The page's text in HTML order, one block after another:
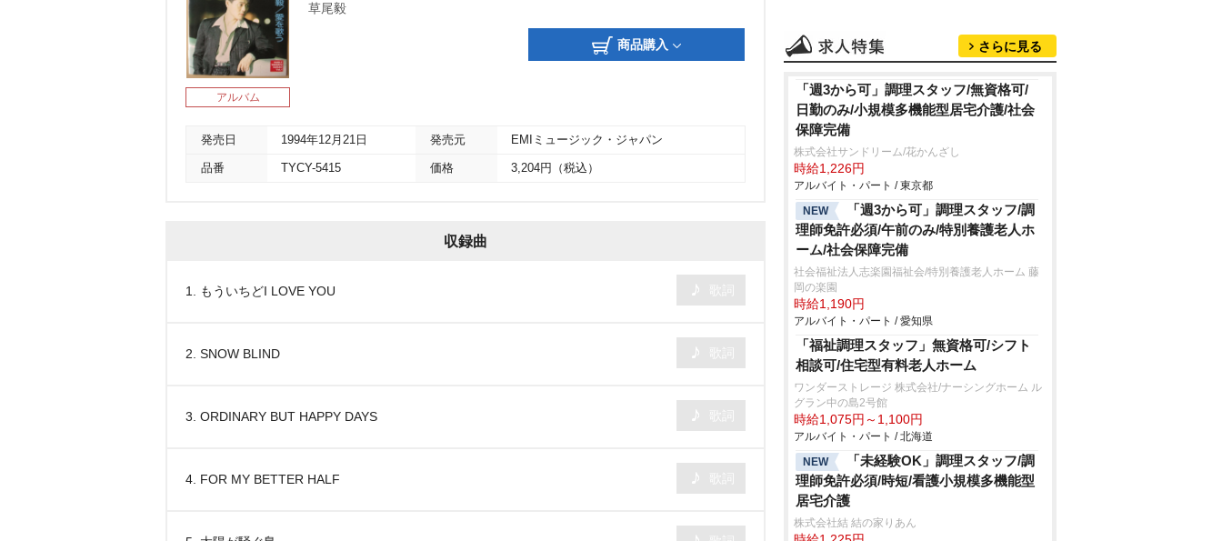
アルバム
草尾毅
商品購入
発売日 1994年12月21日 発売元 EMIミュージック・ジャパン
品番 TYCY-5415 価格 3,204円（税込）
収録曲
1. もういちどI LOVE YOU
2. SNOW BLIND
3. ORDINARY BUT HAPPY DAYS
4. FOR MY BETTER HALF
さらに見る
「週3から可」調理スタッフ/無資格可/
日勤のみ/小規模多機能型居宅介護/社会
保障完備
株式会社サンドリーム/花かんざし
時給1,226円
アルバイト・パート / 東京都
NEW
「週3から可」調理スタッフ/調
理師免許必須/午前のみ/特別養護老人ホ
ーム/社会保障完備
社会福祉法人志楽園福祉会/特別養護老人ホーム 藤
岡の楽園
時給1,190円
アルバイト・パート / 愛知県
「福祉調理スタッフ」無資格可/シフト
相談可/住宅型有料老人ホーム
ワンダーストレージ 株式会社/ナーシングホーム ル
グラン中の島2号館
時給1,075円～1,100円
アルバイト・パート / 北海道
NEW
「未経験OK」調理スタッフ/調
理師免許必須/時短/看護小規模多機能型
居宅介護
株式会社結 結の家りあん